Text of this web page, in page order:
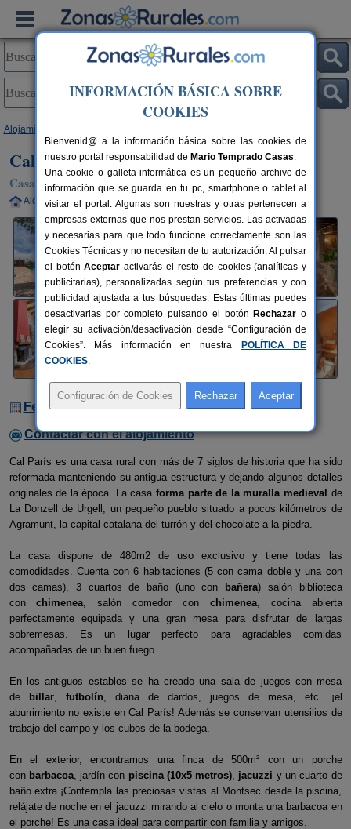
Alojamientos
Cal París Rural
Casa Rural en Donzell d´Urgell (Lleida)
Alquiler completo 10-15 plazas 61 km de Lleida
Fechas Libres
Contactar con el alojamiento
Cal París es una casa rural con más de 7 siglos de historia que ha sido
reformada manteniendo su antigua estructura y dejando algunos detalles
originales de la época. La casa forma parte de la muralla medieval de
La Donzell de Urgell, un pequeño pueblo situado a pocos kilómetros de
Agramunt, la capital catalana del turrón y del chocolate a la piedra.
La casa dispone de 480m2 de uso exclusivo y tiene todas las
comodidades. Cuenta con 6 habitaciones (5 con cama doble y una con
dos camas), 3 cuartos de baño (uno con
bañera) salón biblioteca
conchimenea, salón comedor con chimenea, cocina abierta
perfectamente equipada y una gran mesa para disfrutar de largas
sobremesas. Es un lugar perfecto para agradables comidas
acompañadas de un buen fuego.
En los antiguos establos se ha creado una sala de juegos con mesa
de
billar, futbolín, diana de dardos, juegos de mesa, etc. ¡el
aburrimiento no existe en Cal París! Además se conservan utensilios de
trabajo del campo y los cubos de la bodega.
En el exterior, encontramos una finca de 500m² con un porche
con barbacoa, jardín con piscina (10x5 metros), jacuzzi y un cuarto de
baño extra ¡Contempla las preciosas vistas al Montsec desde la piscina,
relájate de noche en el jacuzzi mirando al cielo o monta una barbacoa en
el porche! Es una casa ideal para compartir con familia y amigos.
INFORMACIÓN BÁSICA SOBRE
COOKIES
Bienvenid@ a la información básica sobre las cookies de
nuestro portal responsabilidad de Mario Temprado Casas.
Una cookie o galleta informática es un pequeño archivo de
información que se guarda en tu pc, smartphone o tablet al
visitar el portal. Algunas son nuestras y otras pertenecen a
empresas externas que nos prestan servicios. Las activadas
y necesarias para que todo funcione correctamente son las
Cookies Técnicas y no necesitan de tu autorización. Al pulsar
el botónAceptar activarás el resto de cookies (analíticas y
publicitarias), personalizadas según tus preferencias y con
publicidad ajustada a tus búsquedas. Estas últimas puedes
desactivarlas por completo pulsando el botón Rechazar o
elegir su activación/desactivación desde “Configuración de
Cookies”. Más información en nuestra
POLÍTICA DE
COOKIES.